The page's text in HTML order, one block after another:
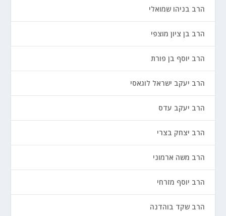
הרב בניהו שמואלי
הרב בן ציון מוצפי
הרב יוסף בן פורת
הרב יעקב ישראל לוגאסי
הרב יעקב עדס
הרב יצחק בצרי
הרב משה ארמוני
הרב יוסף מזרחי
הרב שקד בוהדנה